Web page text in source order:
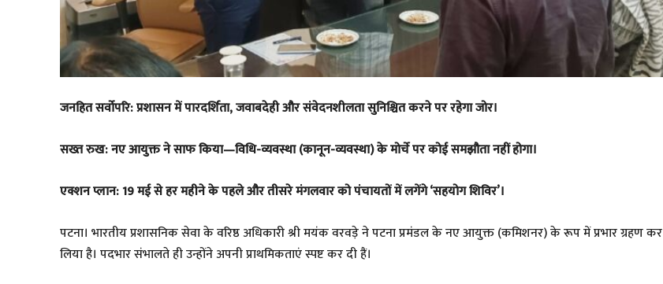
जनहित सर्वोपरि: प्रशासन में पारदर्शिता, जवाबदेही और संवेदनशीलता सुनिश्चित करने पर रहेगा जोर।
सख्त रुख: नए आयुक्त ने साफ किया—विधि-व्यवस्था (कानून-व्यवस्था) के मोर्चे पर कोई समझौता नहीं होगा।
एक्शन प्लान: 19 मई से हर महीने के पहले और तीसरे मंगलवार को पंचायतों में लगेंगे ‘सहयोग शिविर’।
पटना। भारतीय प्रशासनिक सेवा के वरिष्ठ अधिकारी श्री मयंक वरवड़े ने पटना प्रमंडल के नए आयुक्त (कमिशनर) के रूप में प्रभार ग्रहण कर
लिया है। पदभार संभालते ही उन्होंने अपनी प्राथमिकताएं स्पष्ट कर दी हैं।